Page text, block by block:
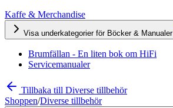
Kaffe & Merchandise
Visa underkategorier för Böcker & Manualer
Brumfällan - En liten bok om HiFi
Servicemanualer
Tillbaka till Diverse tillbehör
Shoppen/Diverse tillbehör